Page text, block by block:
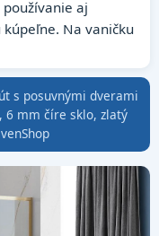
aj
Na vaničku
s posuvnými dverami
6 mm číre sklo, zlatý